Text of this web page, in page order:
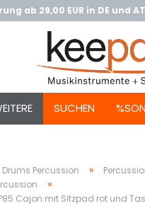
ab 29,00 EUR in DE und AT
SUCHEN
Drums Percussion »
»
Cajon mit Sitzpad rot und